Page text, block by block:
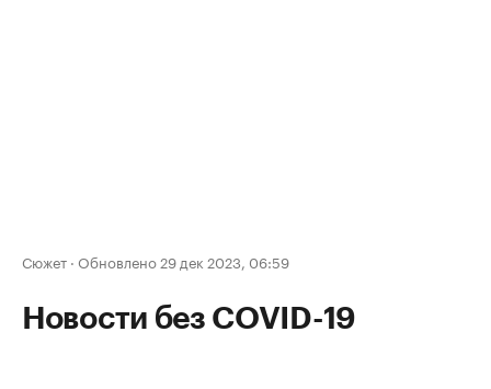
Сюжет · Обновлено 29 дек 2023, 06:59
Новости без COVID-19